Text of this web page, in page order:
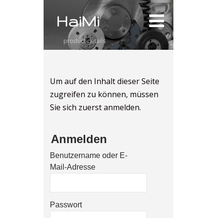
HaiMi
product details
Um auf den Inhalt dieser Seite
zugreifen zu können, müssen
Sie sich zuerst anmelden.
Anmelden
Benutzername oder E-
Mail-Adresse
Passwort